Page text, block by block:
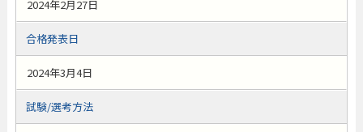
2024年2月27日
合格発表日
2024年3月4日
試験/選考方法